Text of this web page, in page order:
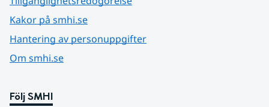
Kakor på smhi.se
Hantering av personuppgifter
Om smhi.se
Följ SMHI